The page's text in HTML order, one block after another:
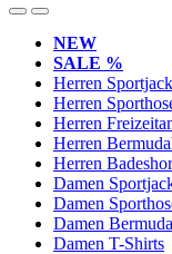
NEW
SALE %
Herren
Herren
Herren
Herren
Herren
Damen
Damen
Damen
Damen T-Shirts